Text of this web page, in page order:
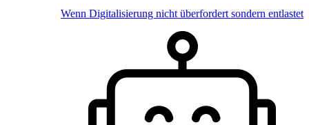
Wenn Digitalisierung nicht überfordert sondern entlastet